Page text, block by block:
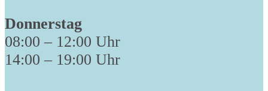
Donnerstag
08:00 – 12:00 Uhr
14:00 – 19:00 Uhr